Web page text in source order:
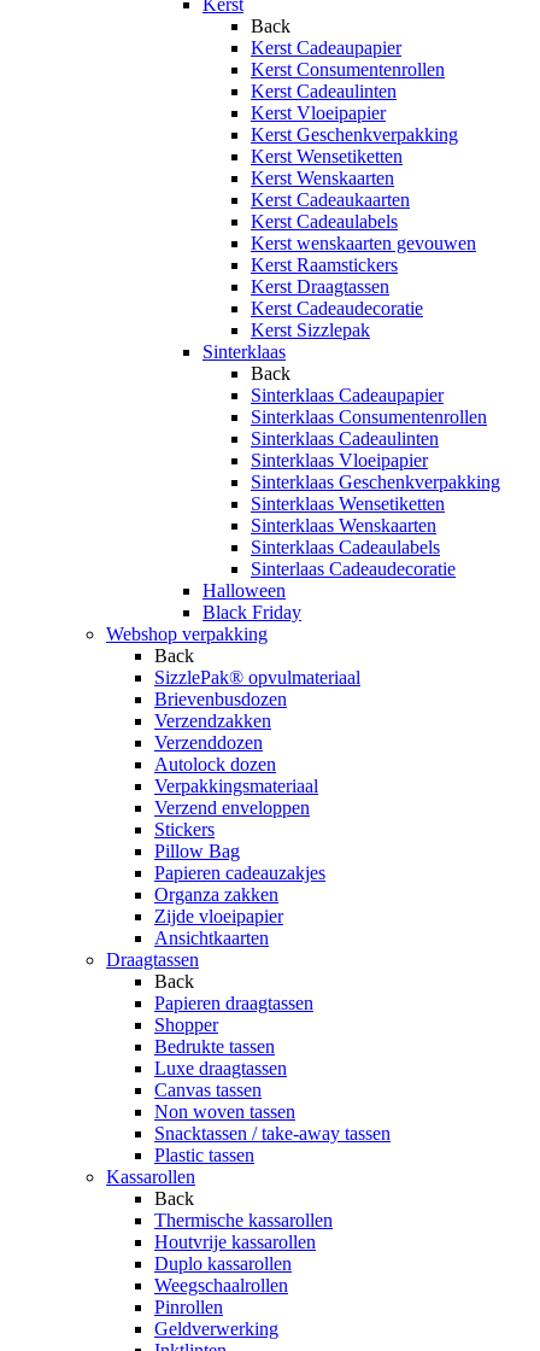
Kerst
Back
Kerst Cadeaupapier
Kerst Consumentenrollen
Kerst Cadeaulinten
Kerst Vloeipapier
Kerst Geschenkverpakking
Kerst Wensetiketten
Kerst Wenskaarten
Kerst Cadeaukaarten
Kerst Cadeaulabels
Kerst wenskaarten gevouwen
Kerst Raamstickers
Kerst Draagtassen
Kerst Cadeaudecoratie
Kerst Sizzlepak
Sinterklaas
Back
Sinterklaas Cadeaupapier
Sinterklaas Consumentenrollen
Sinterklaas Cadeaulinten
Sinterklaas Vloeipapier
Sinterklaas Geschenkverpakking
Sinterklaas Wensetiketten
Sinterklaas Wenskaarten
Sinterklaas Cadeaulabels
Sinterlaas Cadeaudecoratie
Halloween
Black Friday
Webshop verpakking
Back
SizzlePak® opvulmateriaal
Brievenbusdozen
Verzendzakken
Verzenddozen
Autolock dozen
Verpakkingsmateriaal
Verzend enveloppen
Stickers
Pillow Bag
Papieren cadeauzakjes
Organza zakken
Zijde vloeipapier
Ansichtkaarten
Draagtassen
Back
Papieren draagtassen
Shopper
Bedrukte tassen
Luxe draagtassen
Canvas tassen
Non woven tassen
Snacktassen / take-away tassen
Plastic tassen
Kassarollen
Back
Thermische kassarollen
Houtvrije kassarollen
Duplo kassarollen
Weegschaalrollen
Pinrollen
Geldverwerking